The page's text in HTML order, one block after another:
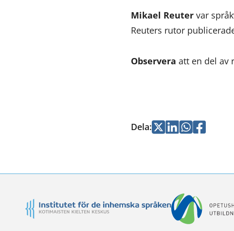
Mikael Reutervar
Reuters rutor
Observera att en del av
Dela:Jaa Jaa Jaa Jaa